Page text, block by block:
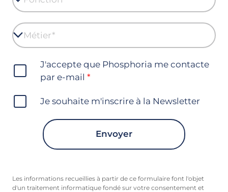
J'accepte que Phosphoria me contacte
par e-mail
Je souhaite m'inscrire à la Newsletter
Envoyer
Les informations recueillies à partir de ce formulaire font l'objet
d'un traitement informatique fondé sur votre consentement et